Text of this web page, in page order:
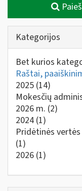
Kategorijos
Bet kurios
Raštai,
2025 (14)
Mokesčių
2026 m. (2)
2024 (1)
Pridėtinės
(1)
2026 (1)